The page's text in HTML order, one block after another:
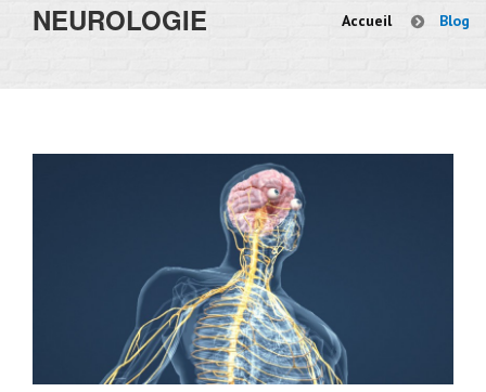
NEUROLOGIE
Accueil Blog